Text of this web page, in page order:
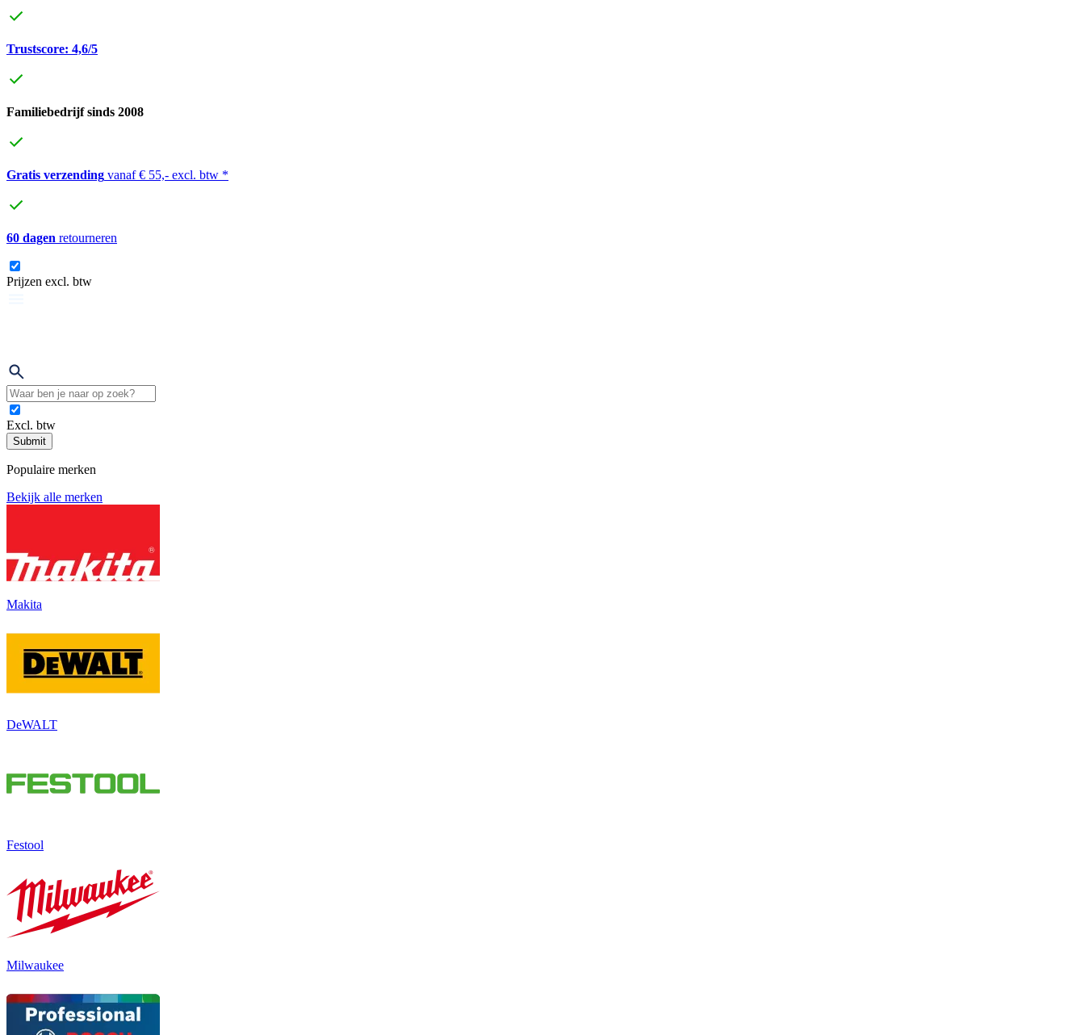
Trustscore: 4,6/5
Familiebedrijf sinds 2008
Gratis verzending vanaf € 55,- excl. btw *
60 dagen retourneren
Prijzen excl. btw
Excl. btw
Submit
Populaire merken
Bekijk alle merken
Makita
DeWALT
Festool
Milwaukee